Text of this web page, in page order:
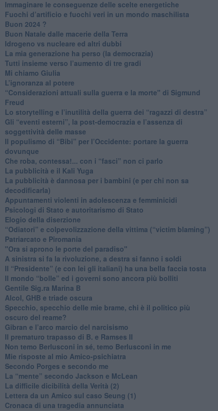
Immaginare le conseguenze delle scelte energetiche
​Fuochi d’artificio e fuochi veri in un mondo maschilista
Buon 2024 ?
​Buon Natale dalle macerie della Terra
​Idrogeno vs nucleare ed altri dubbi
​La mia generazione ha perso (la democrazia)
​Tutti insieme verso l’aumento di tre gradi
Mi chiamo Giulia
L’ignoranza al potere
​“Considerazioni attuali sulla guerra e la morte" di Sigmund
Freud
​Lo storytelling e l’inutilità della guerra dei “ragazzi di destra”
​Gli “eventi esterni”, la post-democrazia e l’assenza di
soggettività delle masse
​Il populismo di “Bibi” per l’Occidente: portare la guerra
dovunque
​Che roba, contessa!... con i “fasci” non ci parlo
La pubblicità e il Kali Yuga
​La pubblicità è dannosa per i bambini (e per chi non sa
decodificarla)
​Appuntamenti violenti in adolescenza e femminicidi
​Psicologi di Stato e autoritarismo di Stato
Elogio della diserzione
“Odiatori” e colpevolizzazione della vittima (“victim blaming”)
​Patriarcato e Piromania
"Ora si aprono le porte del paradiso"
​A sinistra si fa la rivoluzione, a destra si fanno i soldi
​Il “Presidente” (e con lei gli italiani) ha una bella faccia tosta
​Il mondo “bolle” ed i governi sono ancora più bolliti
​Gentile Sig.ra Marina B
​Alcol, GHB e triade oscura
​Specchio, specchio delle mie brame, chi è il politico più
oscuro del reame?
​Gibran e l’arco marcio del narcisismo
​Il prematuro trapasso di B. e Ramses II
​Non temo Berlusconi in sé, temo Berlusconi in me
​Mie risposte al mio Amico-psichiatra
​Secondo Porges e secondo me
​La “mente” secondo Jackson e McLean
La difficile dicibilità della Verità (2)
​Lettera da un Amico sul caso Seung (1)
​Cronaca di una tragedia annunciata